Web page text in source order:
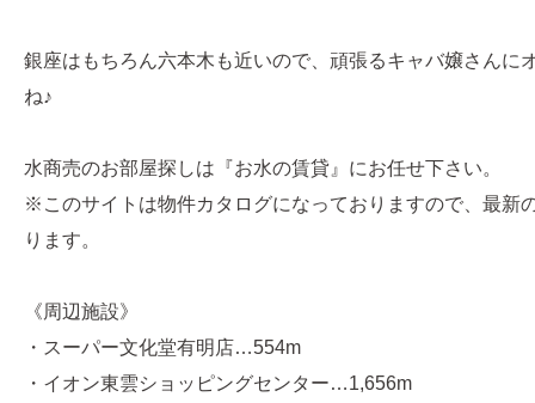
銀座はもちろん六本木も近いので、頑張るキャバ嬢さんに
ね♪
水商売のお部屋探しは『お水の賃貸』にお任せ下さい。
※このサイトは物件カタログになっておりますので、最新
ります。
《周辺施設》
・スーパー文化堂有明店…554m
・イオン東雲ショッピングセンター…1,656m